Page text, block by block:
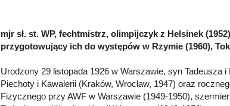
mjr sł. st. WP, fechtmistrz, olimpijczyk z Helsinek
przygotowujący ich do występów w Rzymie (1960),
Urodzony 29 listopada 1926 w Warszawie, syn Tadeusza
Piechoty i Kawalerii (Kraków, Wrocław, 1947) oraz
Fizycznego przy AWF w Warszawie (1949-1950),